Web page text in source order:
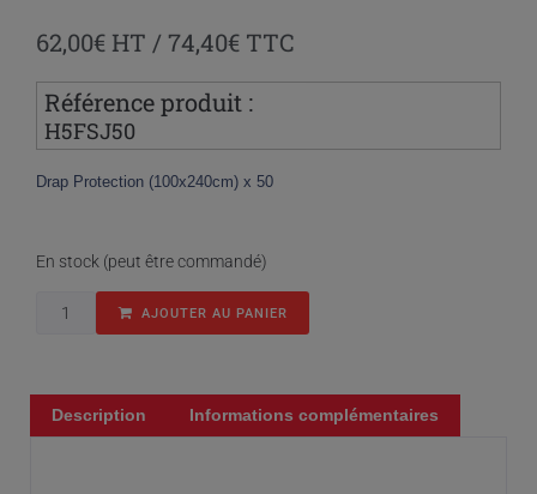
62,00€ HT / 74,40€ TTC
Référence produit :
H5FSJ50
Drap Protection (100x240cm) x 50
En stock (peut être commandé)
AJOUTER AU PANIER
Description Informations complémentaires